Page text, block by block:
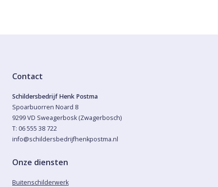
Contact
Schildersbedrijf Henk Postma
Spoarbuorren Noard 8
9299 VD Sweagerbosk (Zwagerbosch)
T: 06 555 38 722
info@schildersbedrijfhenkpostma.nl
Onze diensten
Buitenschilderwerk